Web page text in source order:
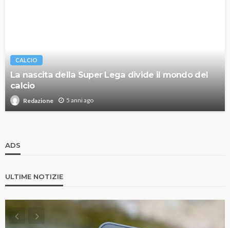
CALCIO
La nascita della Super Lega divide il mondo del
calcio
Redazione 5 anni ago
ADS
ULTIME NOTIZIE